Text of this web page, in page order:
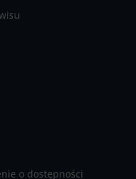
o dostępności